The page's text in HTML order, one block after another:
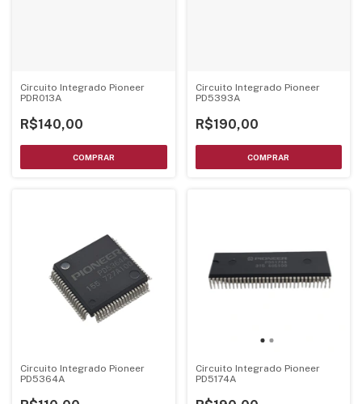
Circuito Integrado Pioneer
PDR013A
R$140,00
Circuito Integrado Pioneer
PD5393A
R$190,00
Circuito Integrado Pioneer
PD5364A
Circuito Integrado Pioneer
PD5174A